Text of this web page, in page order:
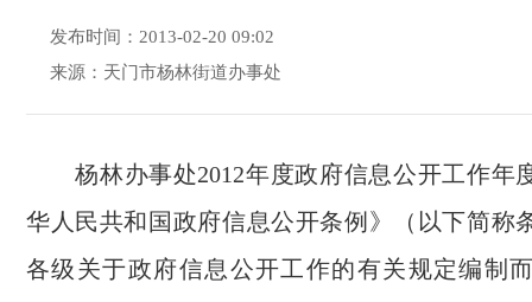
发布时间：2013-02-20 09:02
来源：天门市杨林街道办事处
杨林办事处2012年度政府信息公开工作年
华人民共和国政府信息公开条例》（以下简称
各级关于政府信息公开工作的有关规定编制